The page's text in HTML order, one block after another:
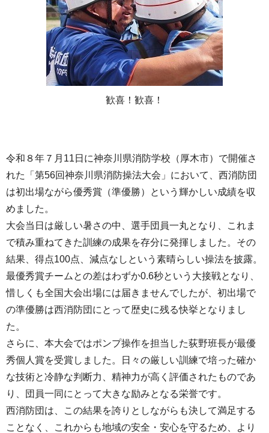
歓喜！歓喜！
令和８年７月11日に神奈川県消防学校（厚木市）で開催さ
れた「第56回神奈川県消防操法大会」において、西消防団
は初出場ながら優秀賞（準優勝）という輝かしい成績を収
めました。
大会当日は厳しい暑さの中、選手団員一丸となり、これま
で積み重ねてきた訓練の成果を存分に発揮しました。その
結果、得点100点、減点なしという素晴らしい操法を披露。
最優秀賞チームとの差はわずか0.6秒という大接戦となり、
惜しくも全国大会出場には届きませんでしたが、初出場で
の準優勝は西消防団にとって歴史に残る快挙となりまし
た。
さらに、本大会ではポンプ操作を担当した荻野班長が最優
秀個人賞を受賞しました。日々の厳しい訓練で培った確か
な技術と冷静な判断力、精神力が高く評価されたものであ
り、団員一同にとって大きな励みとなる栄誉です。
西消防団は、この結果を誇りとしながらも決して満足する
ことなく、これからも地域の安全・安心を守るため、より